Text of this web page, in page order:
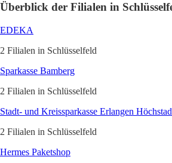
Überblick der Filialen in
EDEKA
2 Filialen in Schlüsselfeld
Sparkasse Bamberg
2 Filialen in Schlüsselfeld
Stadt- und Kreissparkasse Erlangen
2 Filialen in Schlüsselfeld
Hermes Paketshop